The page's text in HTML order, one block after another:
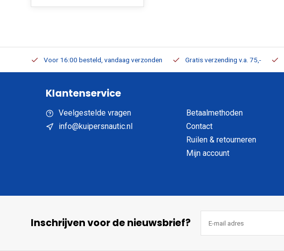
Voor 16:00 besteld, vandaag verzonden Gratis verzending v.a. 75,-
Klantenservice
Veelgestelde vragen
info@kuipersnautic.nl
Betaalmethoden
Contact
Ruilen & retourneren
Mijn account
Inschrijven voor de nieuwsbrief?